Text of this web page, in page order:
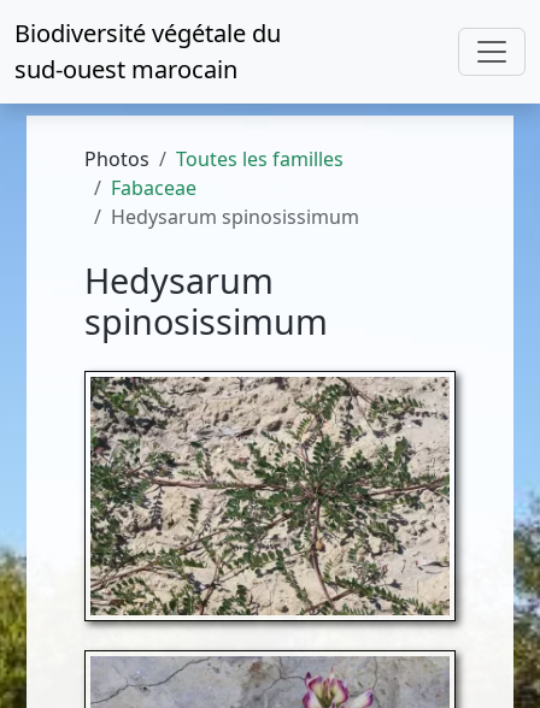
Biodiversité végétale du
sud-ouest marocain
Photos
Toutes les familles
Fabaceae
Hedysarum spinosissimum
Hedysarum
spinosissimum